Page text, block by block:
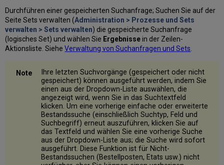
Ressourcentyp
Materialarten
in
Suchergebnissen
Suchergebnisse
eingeschränktem
Zugriff
Verknüpfte
Daten
aus
den
Ergebnissen
der
Bestandssuche
Ghost-
Durchführen einer gespeicherten Suchanfrage; Suchen Sie auf der
Seite Sets verwalten (Administration > Prozesse und Sets
verwalten > Sets verwalten) die gespeicherte Suchanfrage
(logisches Set) und wählen Sie Ergebnissein der Zeilen-
Aktionsliste. SieheVerwaltung von Suchanfragen und Sets.
Ihre letzten Suchvorgänge (gespeichert oder nicht
gespeichert) können ausgeführt werden, indem Sie
einen aus der Dropdown-Liste auswählen, die
angezeigt wird, wenn Sie in das Suchtextfeld
klicken. Um eine vorherige einfache oder erweiterte
Bestandssuche (einschließlich Suchtyp, Feld und
Suchbegriff) erneut auszuführen, klicken Sie auf
das Textfeld und wählen Sie eine vorherige Suche
aus der Dropdown-Liste aus; die Suche wird sofort
ausgeführt. Diese Funktion ist für Nicht-
Bestandssuchen (Bestellposten, Etats usw.) nicht